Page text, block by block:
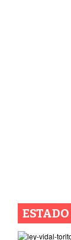
ESTADO